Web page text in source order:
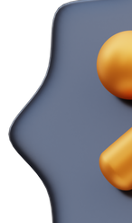
دسته دار
مادر
پلیمری
مواد غذایی
کورن
میکس